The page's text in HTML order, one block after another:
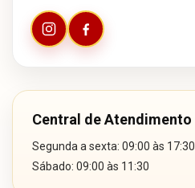
Central de Atendimento
Segunda a sexta: 09:00 às 17:30
Sábado: 09:00 às 11:30